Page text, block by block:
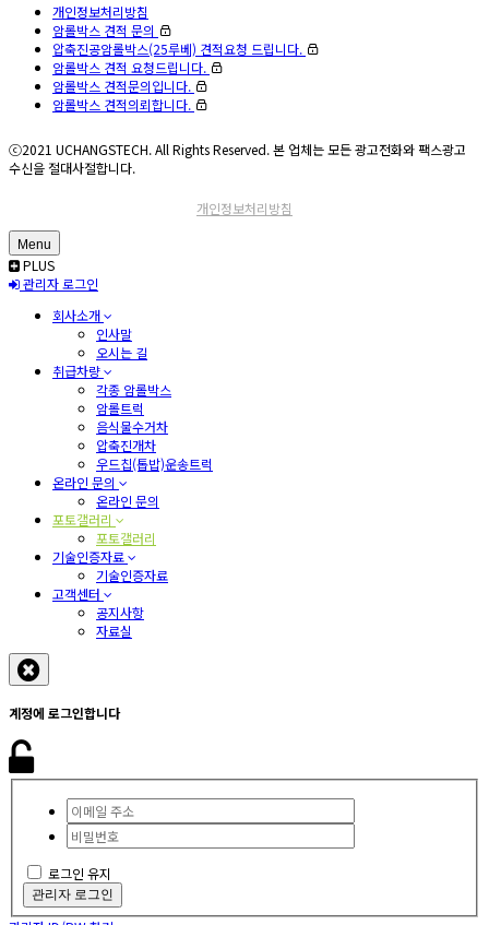
개인정보처리방침
암롤박스 견적 문의
압축진공암롤박스(25루베) 견적요청 드립니다.
암롤박스 견적 요청드립니다.
암롤박스 견적문의입니다.
암롤박스 견적의뢰합니다.
ⓒ2021 UCHANGSTECH. All Rights Reserved. 본 업체는 모든 광고전화와 팩스광고
수신을 절대사절합니다.
개인정보처리방침
Menu
PLUS
관리자 로그인
회사소개
인사말
오시는 길
취급차량
각종 암롤박스
암롤트럭
음식물수거차
압축진개차
우드칩(톱밥)운송트럭
온라인 문의
온라인 문의
포토갤러리
포토갤러리
기술인증자료
기술인증자료
고객센터
공지사항
자료실
계정에 로그인합니다
로그인 유지
관리자 로그인